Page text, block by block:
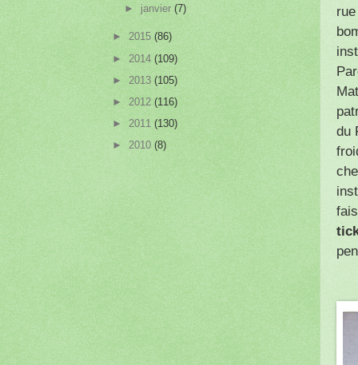
du
►janvier(7)
► 2015 (86)
► 2014 (109)
► 2013 (105)
► 2012 (116)
► 2011 (130)
► 2010 (8)